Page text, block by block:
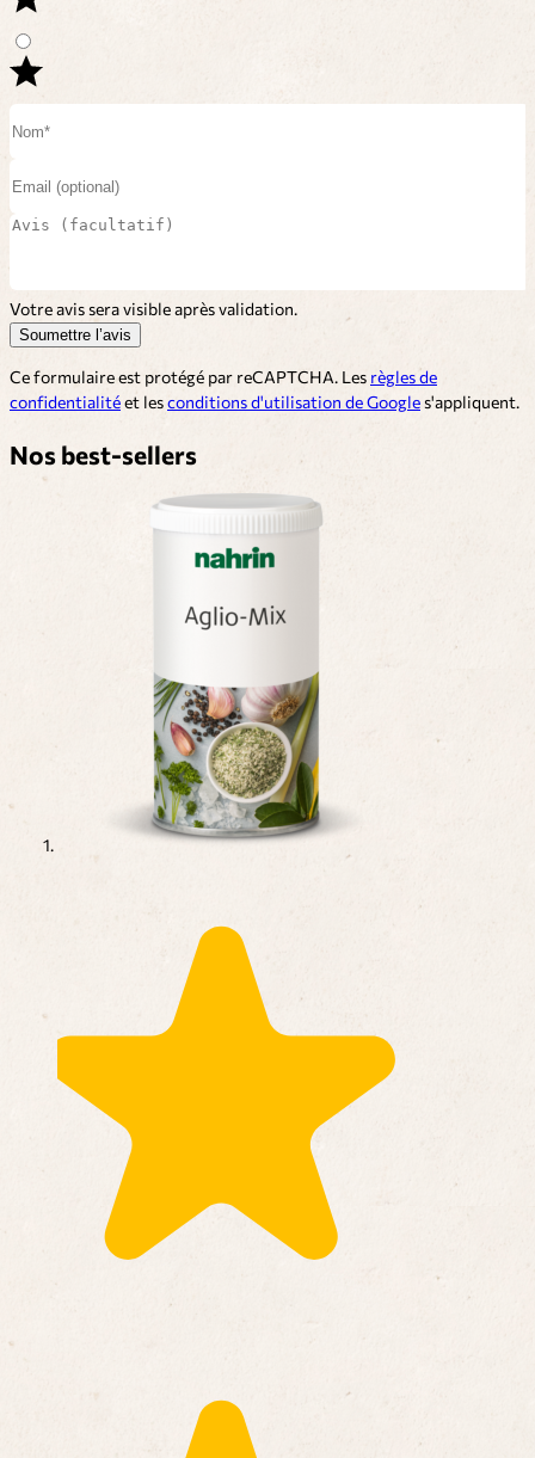
Votre avis sera visible après validation.
Soumettre l’avis
Ce formulaire est protégé par reCAPTCHA. Les règles de
confidentialitéet lesconditions d'utilisation de Google s'appliquent.
Nos best-sellers